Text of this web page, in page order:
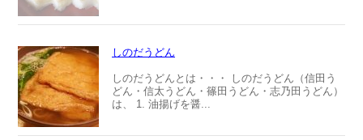
しのだうどん
しのだうどんとは・・・ しのだうどん（信田う
どん・信太うどん・篠田うどん・志乃田うどん）
は、 1. 油揚げを醤...